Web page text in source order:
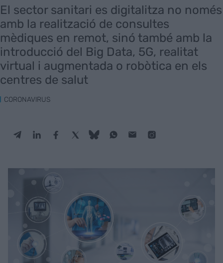
El sector sanitari es digitalitza no només
amb la realització de consultes
mèdiques en remot, sinó també amb la
introducció del Big Data, 5G, realitat
virtual i augmentada o robòtica en els
centres de salut
CORONAVIRUS